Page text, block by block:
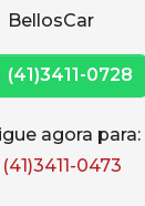
BellosCar
(41)3411-0728
agora para:
(41)3411-0473